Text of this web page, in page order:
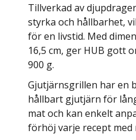
Tillverkad av
styrka och hållbarhet,
för en livstid. Med
16,5 cm, ger HUB gott
900 g.
Gjutjärnsgrillen har en
hållbart gjutjärn för
mat och kan enkelt
förhöj varje recept